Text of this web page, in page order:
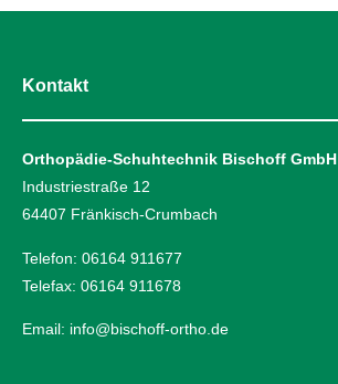
Kontakt
Orthopädie-Schuhtechnik Bischoff GmbH
Industriestraße 12
64407 Fränkisch-Crumbach
Telefon: 06164 911677
Telefax: 06164 911678
Email: info@bischoff-ortho.de